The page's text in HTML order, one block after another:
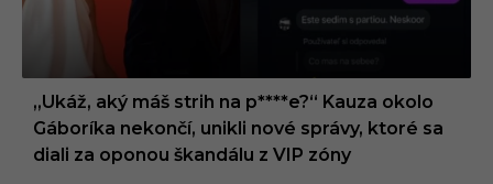
„Ukáž, aký máš strih na p****e?“ Kauza okolo
Gáboríka nekončí, unikli nové správy, ktoré sa
diali za oponou škandálu z VIP zóny